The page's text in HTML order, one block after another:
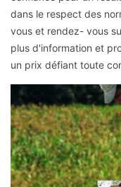
dans le respect des
vous et rendez- vous
plus d'information et
un prix défiant toute